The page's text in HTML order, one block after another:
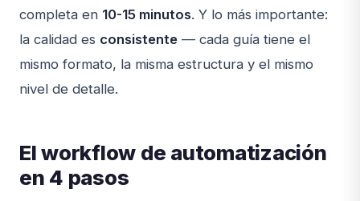
completa en 10-15 minutos. Y lo más importante:
la calidad es consistente — cada guía tiene el
mismo formato, la misma estructura y el mismo
nivel de detalle.
El workflow de automatización
en 4 pasos